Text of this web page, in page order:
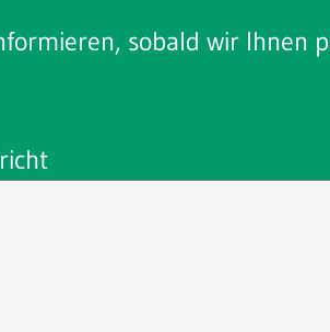
sobald wir Ihnen